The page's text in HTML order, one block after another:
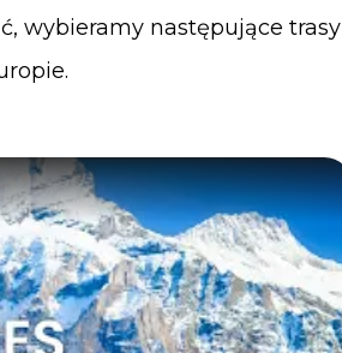
wybieramy następujące trasy